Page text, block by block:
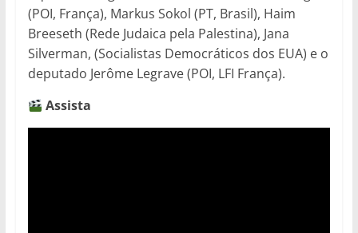
(POI, França), Markus Sokol (PT, Brasil), Haim
Breeseth (Rede Judaica pela Palestina), Jana
Silverman, (Socialistas Democráticos dos EUA) e o
deputado Jerôme Legrave (POI, LFI França).
Assista